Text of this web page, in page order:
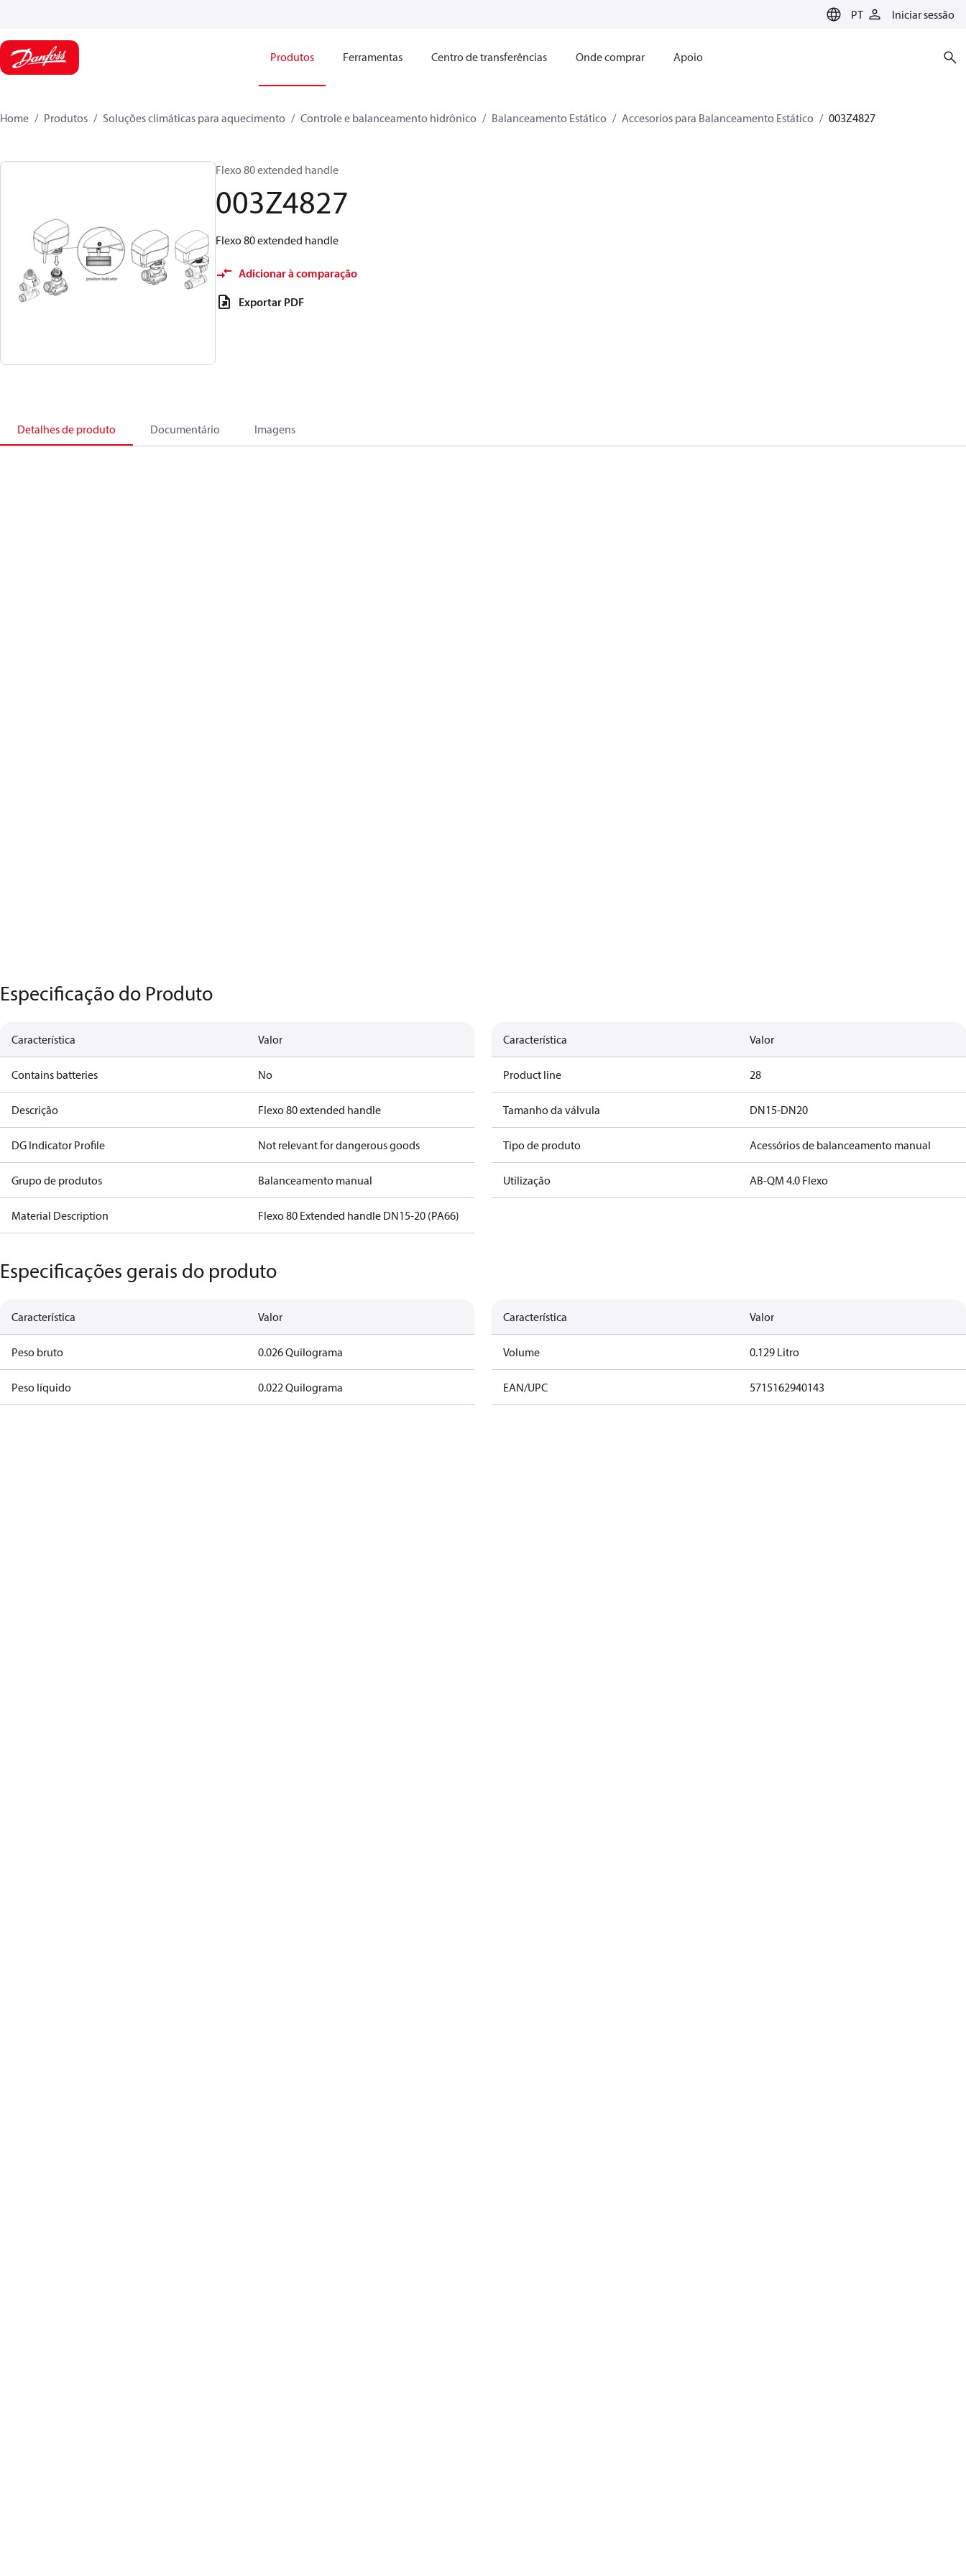
PT Iniciar sessão
Produtos Ferramentas Centro de transferências Onde comprar Apoio
Home Produtos Soluções climáticas para aquecimento Controle e balanceamento hidrônico Balanceamento Estático Accesorios para Balanceamento Estático 003Z4827
Flexo 80 extended handle
003Z4827
Flexo 80 extended handle
Adicionar à comparação
Exportar PDF
Detalhes de produto Documentário Imagens
Especificação do Produto
Característica Valor
Contains batteries No
Descrição Flexo 80 extended handle
DG Indicator Profile Not relevant for dangerous goods
Grupo de produtos Balanceamento manual
Material Description Flexo 80 Extended handle DN15-20 (PA66)
Característica Valor
Product line 28
Tamanho da válvula DN15-DN20
Tipo de produto Acessórios de balanceamento manual
Utilização AB-QM 4.0 Flexo
Especificações gerais do produto
Característica Valor
Peso bruto 0.026 Quilograma
Peso líquido 0.022 Quilograma
Característica Valor
Volume 0.129 Litro
EAN/UPC 5715162940143